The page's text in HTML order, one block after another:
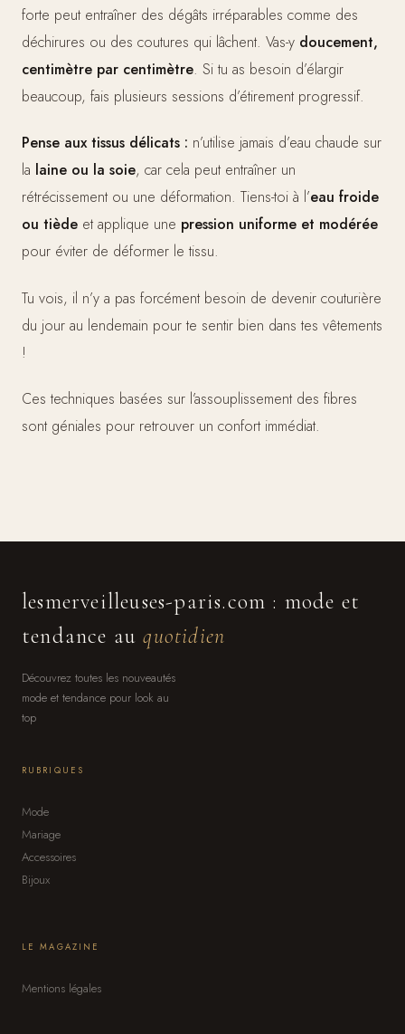
forte peut entraîner des dégâts irréparables comme des
déchirures ou des coutures qui lâchent. Vas-y doucement,
centimètre par centimètre. Si tu as besoin d’élargir
beaucoup, fais plusieurs sessions d’étirement progressif.
Pense aux tissus délicats : n’utilise jamais d’eau chaude sur
la laine ou la soie, car cela peut entraîner un
rétrécissement ou une déformation. Tiens-toi à l’eau froide
ou tiède et applique une pression uniforme et modérée
pour éviter de déformer le tissu.
Tu vois, il n’y a pas forcément besoin de devenir couturière
du jour au lendemain pour te sentir bien dans tes vêtements
!
Ces techniques basées sur l’assouplissement des fibres
sont géniales pour retrouver un confort immédiat.
lesmerveilleuses-paris.com : mode et
tendance auquotidien
Découvrez toutes les nouveautés
mode et tendance pour look au
top
RUBRIQUES
Mode
Mariage
Accessoires
Bijoux
LE MAGAZINE
Mentions légales